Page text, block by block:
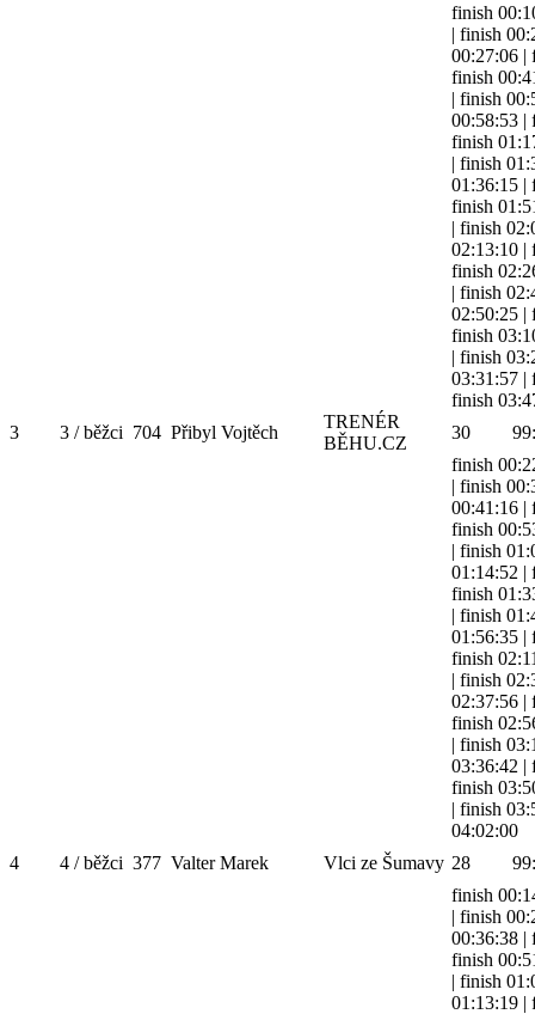
finish
| finish
00:27:06 |
finish
| finish
00:58:53 |
finish
| finish
01:36:15 |
finish
| finish
02:13:10 |
finish
| finish
02:50:25 |
finish
| finish
03:31:57 |
finish
3
3 / běžci 704 Přibyl Vojtěch
TRENÉR
BĚHU.CZ
30
finish
| finish
00:41:16 |
finish
| finish
01:14:52 |
finish
| finish
01:56:35 |
finish
| finish
02:37:56 |
finish
| finish
03:36:42 |
finish
| finish
04:02:00
4
4 / běžci 377 Valter Marek Vlci ze Šumavy 28
finish
| finish
00:36:38 |
finish
| finish
01:13:19 |